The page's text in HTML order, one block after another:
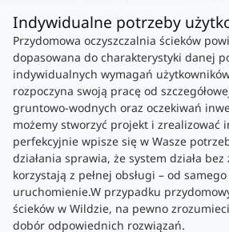
Indywidualne potrzeby
Przydomowa oczyszczalnia ścieków
dopasowana do charakterystyki danej
indywidualnych wymagań użytkowników.
rozpoczyna swoją pracę od
gruntowo-wodnych oraz oczekiwań
możemy stworzyć projekt i zrealizować
perfekcyjnie wpisze się w Wasze
działania sprawia, że system działa
korzystają z pełnej obsługi – od
uruchomienie.W przypadku
ścieków w Wildzie, na pewno
dobór odpowiednich rozwiązań.